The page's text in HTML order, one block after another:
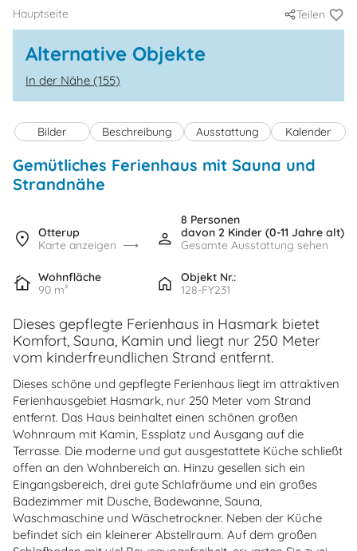
Hauptseite Teilen
Alternative Objekte
In der Nähe (155)
Bilder Beschreibung Ausstattung Kalender
Gemütliches Ferienhaus mit Sauna und
Strandnähe
Otterup
Karte anzeigen
8 Personen
davon 2 Kinder (0-11 Jahre alt)
Gesamte Ausstattung sehen
Wohnfläche
90 m²
Objekt Nr.:
128-FY231
Dieses gepflegte Ferienhaus in Hasmark bietet
Komfort, Sauna, Kamin und liegt nur 250 Meter
vom kinderfreundlichen Strand entfernt.
Dieses schöne und gepflegte Ferienhaus liegt im attraktiven
Ferienhausgebiet Hasmark, nur 250 Meter vom Strand
entfernt. Das Haus beinhaltet einen schönen großen
Wohnraum mit Kamin, Essplatz und Ausgang auf die
Terrasse. Die moderne und gut ausgestattete Küche schließt
offen an den Wohnbereich an. Hinzu gesellen sich ein
Eingangsbereich, drei gute Schlafräume und ein großes
Badezimmer mit Dusche, Badewanne, Sauna,
Waschmaschine und Wäschetrockner. Neben der Küche
befindet sich ein kleinerer Abstellraum. Auf dem großen